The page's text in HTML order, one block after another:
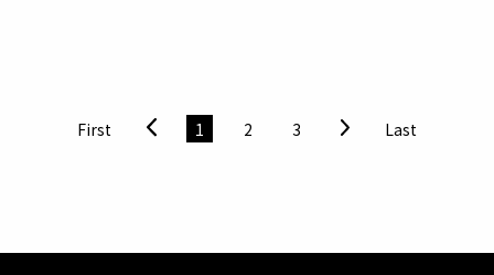
要上當。Watchmen數據顯示，去年至今已生成近萬個詐騙
網站，以投資詐騙為大宗，一頁式詐騙網站為新興手法，其
應仔細核對網址，避免點擊不明連結，或在陌生網頁上留下
First 1 2 3 Last